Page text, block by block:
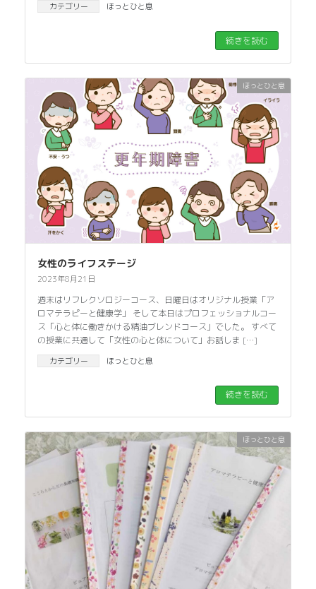
カテゴリー ほっとひと息
続きを読む
ほっとひと息
女性のライフステージ
2023年8月21日
週末はリフレクソロジーコース、日曜日はオリジナル授業「ア
ロマテラピーと健康学」 そして本日はプロフェッショナルコー
ス「心と体に働きかける精油ブレンドコース」でした。 すべて
の授業に共通して「女性の心と体について」お話しま […]
カテゴリー ほっとひと息
続きを読む
ほっとひと息